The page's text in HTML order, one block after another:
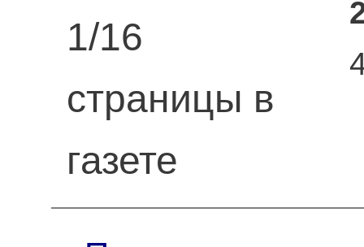
1/16
страницы в
газете